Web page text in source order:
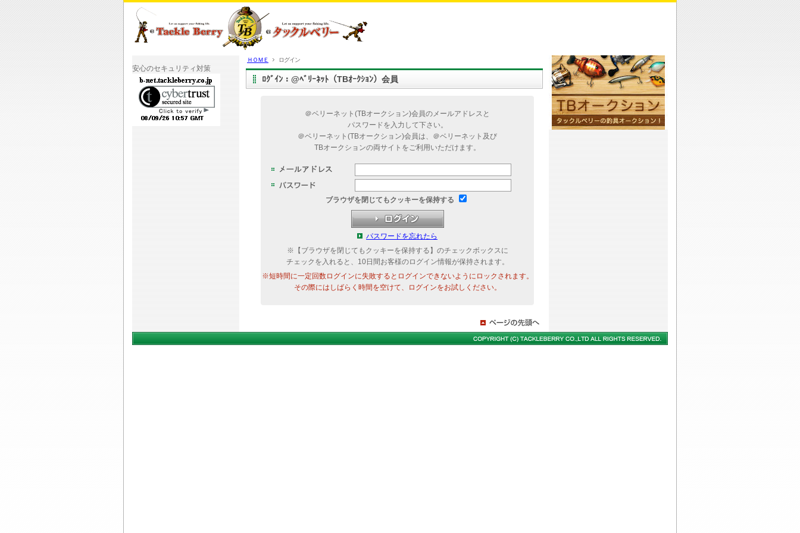
ＨＯＭＥ ログイン
ﾛｸﾞｲﾝ：@ﾍﾞﾘｰﾈｯﾄ（TBｵｰｸｼｮﾝ）会員
＠ベリーネット(TBオークション)会員のメールアドレスと
パスワードを入力して下さい。
＠ベリーネット(TBオークション)会員は、＠ベリーネット及び
TBオークションの両サイトをご利用いただけます。
パスワードを忘れたら
※【ブラウザを閉じてもクッキーを保持する】のチェックボックスに
チェックを入れると、10日間お客様のログイン情報が保持されます。
※短時間に一定回数ログインに失敗するとログインできないようにロックされます。
その際にはしばらく時間を空けて、ログインをお試しください。
ブラウザを閉じてもクッキーを保持する
安心のセキュリティ対策